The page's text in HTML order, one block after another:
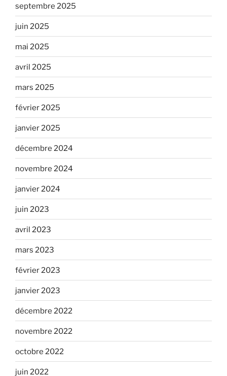
septembre 2025
juin 2025
mai 2025
avril 2025
mars 2025
février 2025
janvier 2025
décembre 2024
novembre 2024
janvier 2024
juin 2023
avril 2023
mars 2023
février 2023
janvier 2023
décembre 2022
novembre 2022
octobre 2022
juin 2022